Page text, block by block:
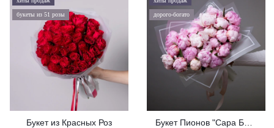
букеты из 51 розы
Букет из Красных Роз
дорого-богато